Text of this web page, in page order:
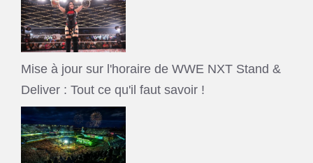
Mise à jour sur l'horaire de WWE NXT Stand &
Deliver : Tout ce qu'il faut savoir !